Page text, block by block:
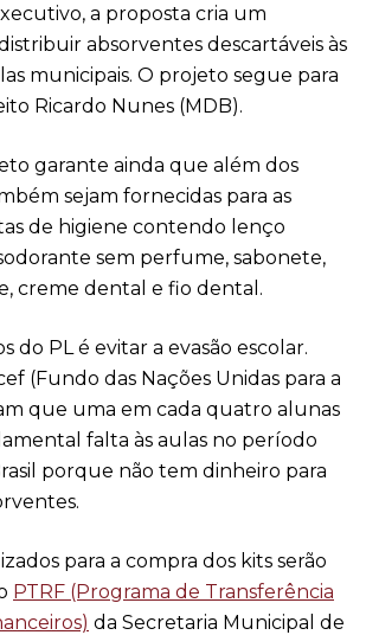
a proposta cria um
absorventes descartáveis às
municipais. O projeto segue para
Ricardo Nunes (MDB).
garante ainda que além dos
sejam fornecidas para as
de higiene contendo lenço
sem perfume, sabonete,
creme dental e fio dental.
do PL é evitar a evasão escolar.
(Fundo das Nações Unidas para a
que uma em cada quatro alunas
falta às aulas no período
porque não tem dinheiro para
para a compra dos kits serão
PTRF (Programa de Transferência
da Secretaria Municipal de